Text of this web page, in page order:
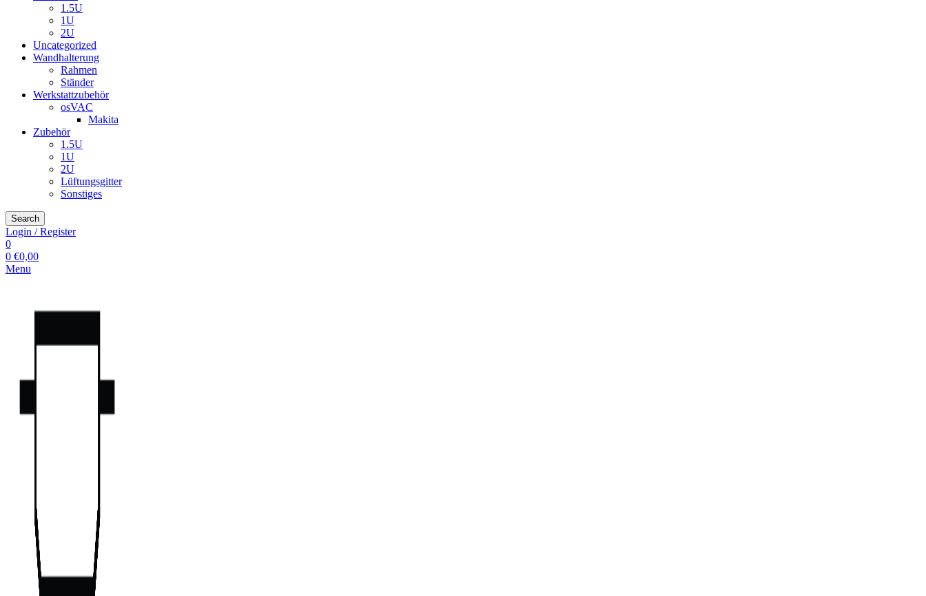
1.5U
1U
2U
Uncategorized
Wandhalterung
Rahmen
Ständer
Werkstattzubehör
osVAC
Makita
Zubehör
1.5U
1U
2U
Lüftungsgitter
Sonstiges
Search
Login / Register
0
0 €0,00
Menu